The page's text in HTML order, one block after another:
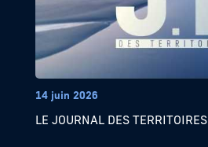
14 juin 2026
LE JOURNAL DES TERRITOIRES